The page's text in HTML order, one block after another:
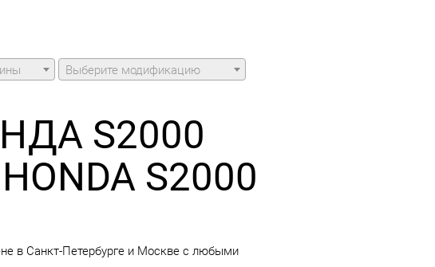
Выберите модификацию
S2000
S2000
в Санкт-Петербурге и Москве с любыми